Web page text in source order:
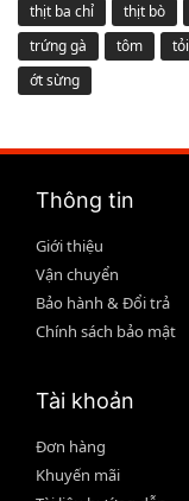
thịt ba chỉ
thịt bò
trứng gà
tôm tỏi
ớt sừng
Thông tin
Giới thiệu
Vận chuyển
Bảo hành & Đổi trả
Chính sách bảo mật
Tài khoản
Đơn hàng
Khuyến mãi